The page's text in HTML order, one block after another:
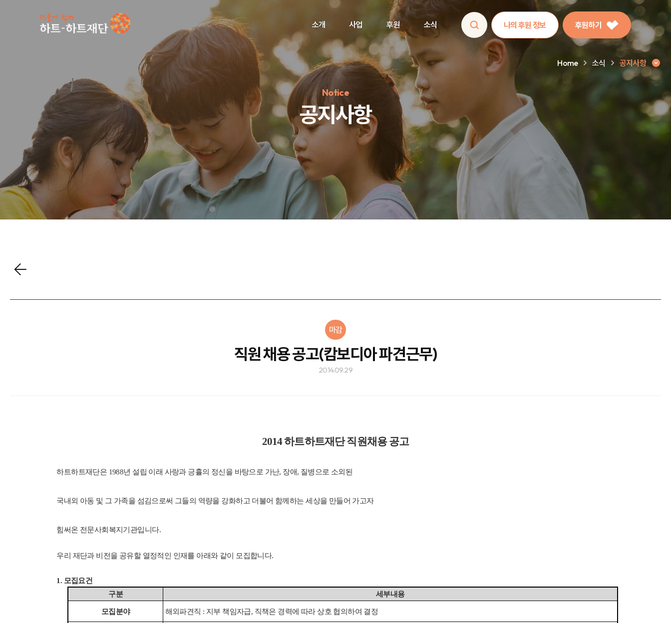
소개 사업 후원 소식 나의 후원 정보 후원하기
인기 키워드 #정기후원#하트플레이스#캠페인 #팬덤후원
Home 소식 공지사항
Notice
공지사항
공지사항
마감
직원 채용 공고(캄보디아 파견근무)
2014.09.29
2014 하트하트재단 직원채용 공고
하트하트재단은 1988년 설립 이래 사랑과 긍휼의 정신을 바탕으로 가난, 장애, 질병으로 소외된
국내외 아동 및 그 가족을 섬김으로써 그들의 역량을 강화하고 더불어 함께하는 세상을 만들어 가고자
힘써온 전문사회복지기관입니다.
우리 재단과 비전을 공유할 열정적인 인재를 아래와 같이 모집합니다.
1. 모집요건
구분
세부내용
모집분야 해외파견직 : 지부 책임자급, 직책은 경력에 따라 상호 협의하여 결정